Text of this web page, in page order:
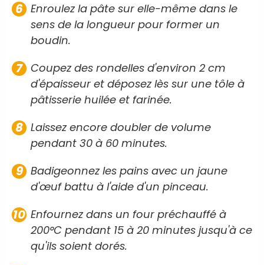
Enroulez la pâte sur elle-même dans le
sens de la longueur pour former un
boudin.
Coupez des rondelles d'environ 2 cm
d'épaisseur et déposez lès sur une tôle à
pâtisserie huilée et farinée.
Laissez encore doubler de volume
pendant 30 à 60 minutes.
Badigeonnez les pains avec un jaune
d'œuf battu à l'aide d'un pinceau.
Enfournez dans un four préchauffé à
200°C pendant 15 à 20 minutes jusqu'à ce
qu'ils soient dorés.